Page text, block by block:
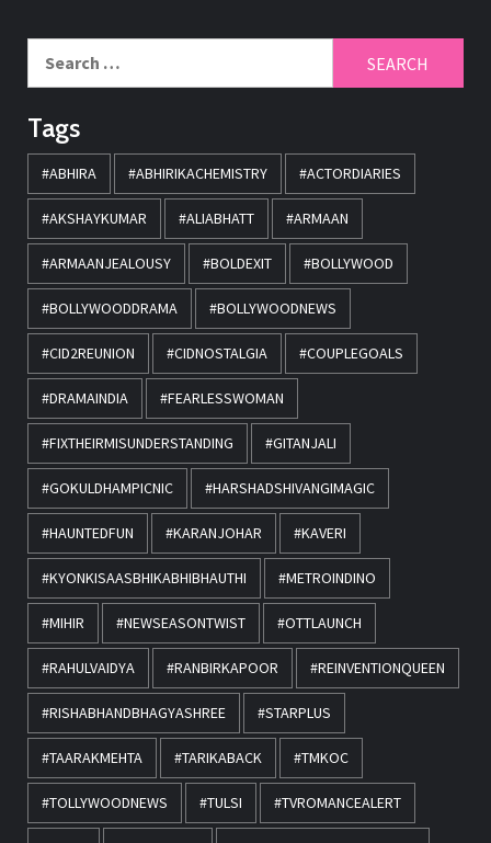
Tags
#ABHIRA #ABHIRIKACHEMISTRY #ACTORDIARIES
#AKSHAYKUMAR #ALIABHATT #ARMAAN
#ARMAANJEALOUSY #BOLDEXIT #BOLLYWOOD
#BOLLYWOODDRAMA #BOLLYWOODNEWS
#CID2REUNION #CIDNOSTALGIA #COUPLEGOALS
#DRAMAINDIA #FEARLESSWOMAN
#FIXTHEIRMISUNDERSTANDING #GITANJALI
#GOKULDHAMPICNIC #HARSHADSHIVANGIMAGIC
#HAUNTEDFUN #KARANJOHAR #KAVERI
#KYONKISAASBHIKABHIBHAUTHI #METROINDINO
#MIHIR #NEWSEASONTWIST #OTTLAUNCH
#RAHULVAIDYA #RANBIRKAPOOR #REINVENTIONQUEEN
#RISHABHANDBHAGYASHREE #STARPLUS
#TAARAKMEHTA #TARIKABACK #TMKOC
#TOLLYWOODNEWS #TULSI #TVROMANCEALERT